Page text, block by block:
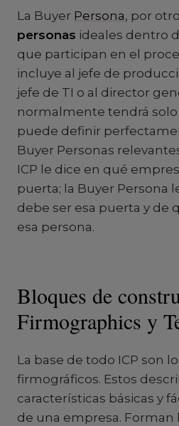
La Buyer Persona, por
personas ideales dentro
que participan en el
incluye al jefe de
jefe de TI o al director
normalmente tendrá solo
puede definir
Buyer Personas
ICP le dice en qué
puerta; la Buyer Persona
debe ser esa puerta y de
esa persona.
Bloques de
Firmographics y
La base de todo ICP son
firmográficos. Estos
características básicas y
de una empresa. Forman